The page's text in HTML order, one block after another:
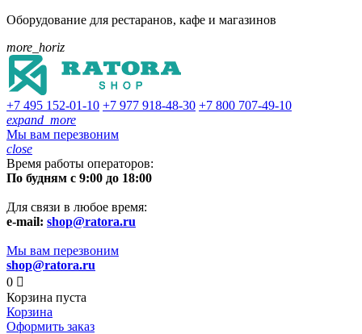
Оборудование для рестаранов, кафе и магазинов
more_horiz
+7 495 152-01-10 +7 977 918-48-30 +7 800 707-49-10
expand_more
Мы вам перезвоним
close
Время работы операторов:
По будням с 9:00 до 18:00
Для связи в любое время:
e-mail: shop@ratora.ru
Мы вам перезвоним
shop@ratora.ru
0 
Корзина пуста
Корзина
Оформить заказ